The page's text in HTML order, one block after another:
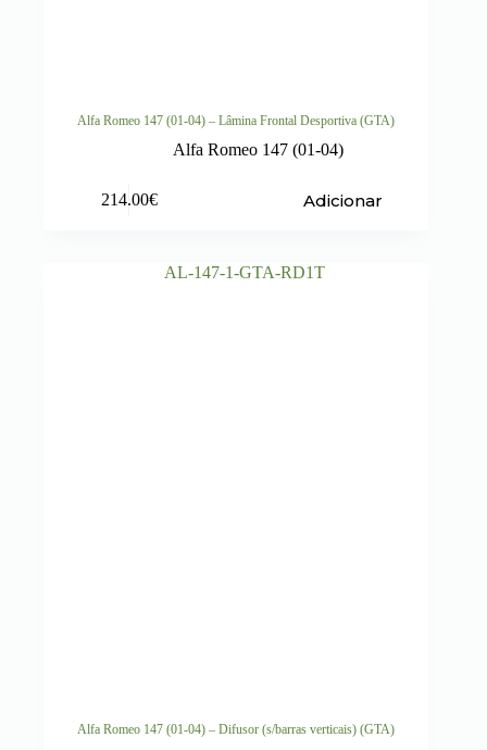
Alfa Romeo 147 (01-04) – Lâmina Frontal Desportiva (GTA)
Alfa Romeo 147 (01-04)
214.00€ Adicionar
Alfa Romeo 147 (01-04) – Difusor (s/barras verticais) (GTA)